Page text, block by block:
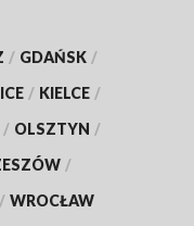
/ GDAŃSK /
/ KIELCE /
/ OLSZTYN /
/
/ WROCŁAW